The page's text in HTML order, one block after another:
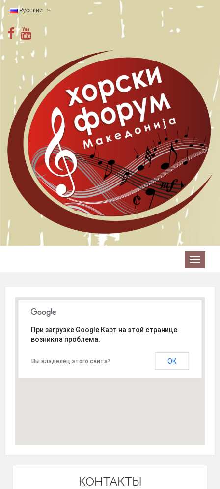
Pyccкий
При загрузке Google Карт на этой странице
возникла проблема.
Вы владелец этого сайта? ОК
КОНТАКТЫ